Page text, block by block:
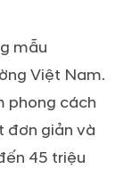
mẫu
Việt Nam.
phong cách
đơn giản và
45 triệu